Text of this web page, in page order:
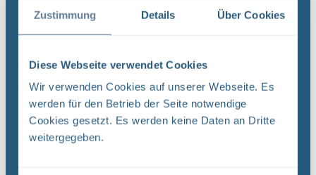
Zustimmung Details Über Cookies
Diese Webseite verwendet Cookies
Wir verwenden Cookies auf unserer Webseite. Es
werden für den Betrieb der Seite notwendige
Cookies gesetzt. Es werden keine Daten an Dritte
weitergegeben.
Chemnitzer Str. 27b